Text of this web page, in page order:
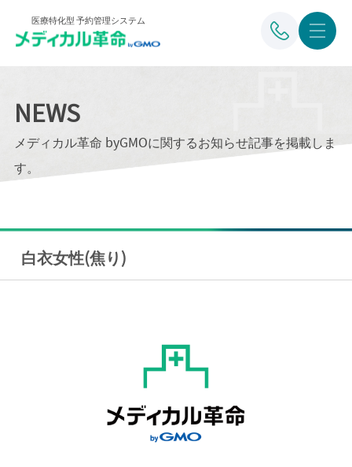
医療特化型 予約管理システム
NEWS
メディカル革命 byGMOに関するお知らせ記事を掲載しま
す。
白衣女性(焦り)